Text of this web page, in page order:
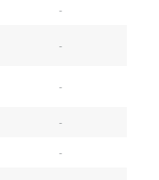
-
-
-
-
-